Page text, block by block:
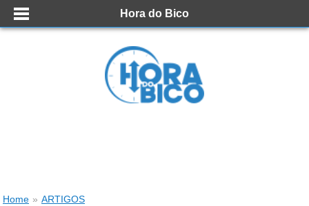
Hora do Bico
Home » ARTIGOS